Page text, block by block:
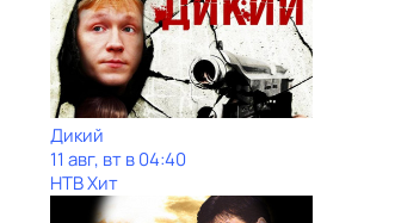
Дикий
11 авг, вт в 04:40
НТВ Хит